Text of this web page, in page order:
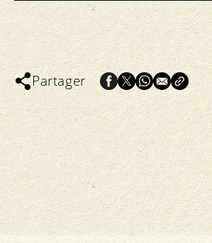
Partager